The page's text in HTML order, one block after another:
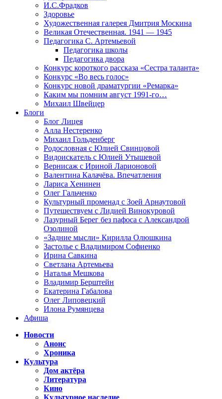
И.С.Фрадков
Здоровье
Художественная галерея Дмитрия Москина
Великая Отечественная. 1941 — 1945
Педагогика С. Артемьевой
Педагогика школы
Педагогика двора
Конкурс короткого рассказа «Сестра таланта»
Конкурс «Во весь голос»
Конкурс новой драматургии «Ремарка»
Каким мы помним август 1991-го…
Михаил Швейцер
Блоги
Блог Лицея
Алла Нестеренко
Михаил Гольденберг
Родословная с Юлией Свинцовой
Видоискатель с Юлией Утышевой
Вернисаж с Ириной Ларионовой
Валентина Калачёва. Впечатления
Лариса Хенинен
Олег Гальченко
Культурный променад с Зоей Арнаутовой
Путешествуем с Лидией Винокуровой
Лазурный Берег без пафоса с Александрой
Озолиной
«Задние мысли» Кирилла Олюшкина
Застолье с Владимиром Софиенко
Ирина Савкина
Светлана Артемьева
Наталья Мешкова
Владимир Берштейн
Екатерина Габалова
Олег Липовецкий
Илона Румянцева
Афиша
Новости
Анонс
Хроника
Культура
Дом актёра
Литература
Кино